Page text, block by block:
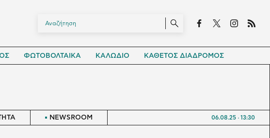
ΦΩΤΟΒΟΛΤΑΙΚΑ ΚΑΛΩΔΙΟ ΚΑΘΕΤΟΣ ΔΙΑΔΡΟΜΟΣ
NEWSROOM 06.08.25 13:30